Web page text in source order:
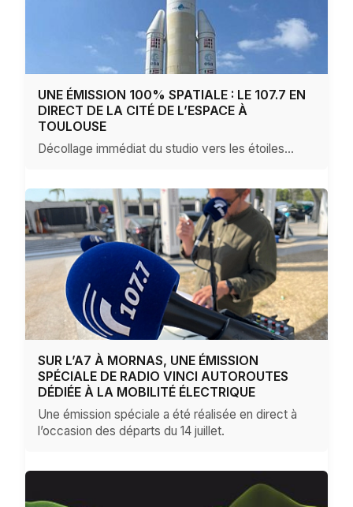
UNE ÉMISSION 100% SPATIALE : LE 107.7 EN
DIRECT DE LA CITÉ DE L’ESPACE À
TOULOUSE
Décollage immédiat du studio vers les étoiles...
SUR L’A7 À MORNAS, UNE ÉMISSION
SPÉCIALE DE RADIO VINCI AUTOROUTES
DÉDIÉE À LA MOBILITÉ ÉLECTRIQUE
Une émission spéciale a été réalisée en direct à
l’occasion des départs du 14 juillet.